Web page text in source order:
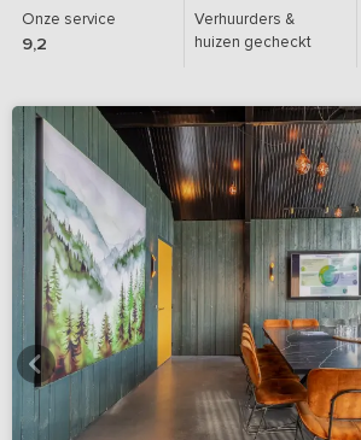
Onze service
9,2
Verhuurders &
huizen gecheckt